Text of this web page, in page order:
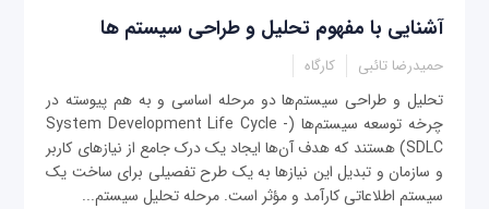
آشنایی با مفهوم تحلیل و طراحی سیستم‌ ها
حمیدرضا تائبی کارگاه
تحلیل و طراحی سیستم‌ها دو مرحله اساسی و به هم پیوسته در
چرخه توسعه سیستم‌ها (System Development Life Cycle -
SDLC) هستند که هدف آن‌ها ایجاد یک درک جامع از نیازهای کاربر
و سازمان و تبدیل این نیازها به یک طرح تفصیلی برای ساخت یک
سیستم اطلاعاتی کارآمد و مؤثر است. مرحله تحلیل سیستم‌...